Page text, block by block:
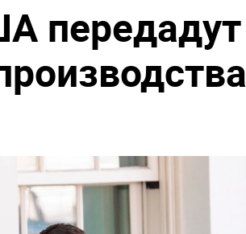
передадут